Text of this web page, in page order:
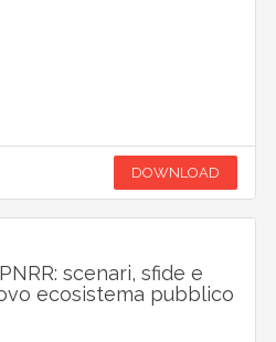
DOWNLOAD
scenari, sfide e
ecosistema pubblico